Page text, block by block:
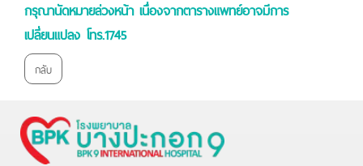
กรุณานัดหมายล่วงหน้า เนื่องจากตารางแพทย์อาจมีการ
เปลี่ยนแปลง โทร.1745
กลับ